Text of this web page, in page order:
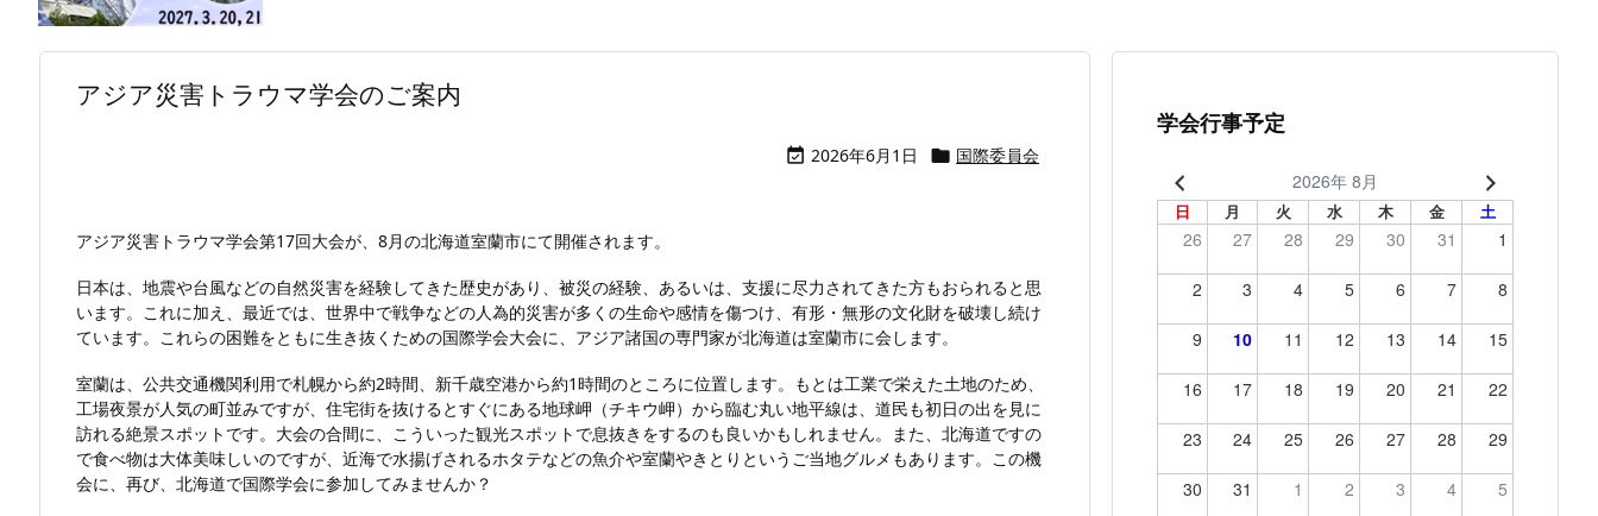
アジア災害トラウマ学会のご案内
 2026年6月1日  国際委員会
アジア災害トラウマ学会第17回大会が、8月の北海道室蘭市にて開催されます。
日本は、地震や台風などの自然災害を経験してきた歴史があり、被災の経験、あるいは、支援に尽力されてきた方もおられると思
います。これに加え、最近では、世界中で戦争などの人為的災害が多くの生命や感情を傷つけ、有形・無形の文化財を破壊し続け
ています。これらの困難をともに生き抜くための国際学会大会に、アジア諸国の専門家が北海道は室蘭市に会します。
室蘭は、公共交通機関利用で札幌から約2時間、新千歳空港から約1時間のところに位置します。もとは工業で栄えた土地のため、
工場夜景が人気の町並みですが、住宅街を抜けるとすぐにある地球岬（チキウ岬）から臨む丸い地平線は、道民も初日の出を見に
訪れる絶景スポットです。大会の合間に、こういった観光スポットで息抜きをするのも良いかもしれません。また、北海道ですの
で食べ物は大体美味しいのですが、近海で水揚げされるホタテなどの魚介や室蘭やきとりというご当地グルメもあります。この機
会に、再び、北海道で国際学会に参加してみませんか？
学会行事予定
2026年 8月
日 月 火 水 木 金 土
26 27 28 29 30 31 1
2 3 4 5 6 7 8
9 10 11 12 13 14 15
16 17 18 19 20 21 22
23 24 25 26 27 28 29
30 31 1 2 3 4 5